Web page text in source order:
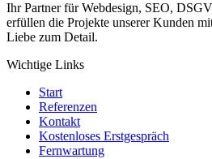
Ihr Partner für Webdesign, SEO,
erfüllen die Projekte unserer Kunden
Liebe zum Detail.
Wichtige Links
Start
Referenzen
Kontakt
Kostenloses Erstgespräch
Fernwartung